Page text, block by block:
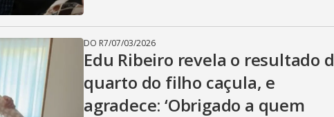
DO R7/07/03/2026
Edu Ribeiro revela o resultado
quarto do filho caçula, e
agradece: ‘Obrigado a quem